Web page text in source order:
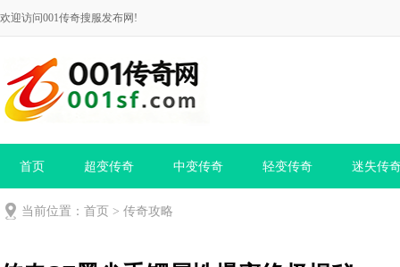
欢迎访问001传奇搜服发布网!
首页 超变传奇 中变传奇 轻变传奇 迷失传
当前位置： 首页 > 传奇攻略